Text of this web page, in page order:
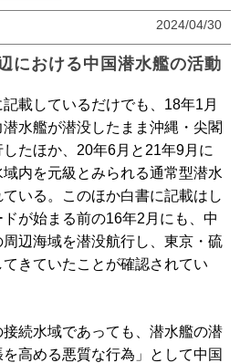
2024/04/30
における中国潜水艦の活動
載しているだけでも、18年1月
水艦が潜没したまま沖縄・尖閣
たほか、20年6月と21年9月に
内を元級とみられる通常型潜水
いる。このほか白書に記載はし
が始まる前の16年2月にも、中
辺海域を潜没航行し、東京・硫
きていたことが確認されてい
続水域であっても、潜水艦の潜
高める悪質な行為」として中国